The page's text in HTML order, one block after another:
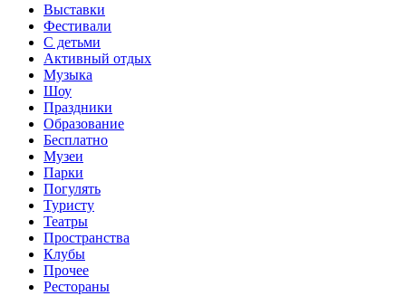
Выставки
Фестивали
С детьми
Активный отдых
Музыка
Шоу
Праздники
Образование
Бесплатно
Музеи
Парки
Погулять
Туристу
Театры
Пространства
Клубы
Прочее
Рестораны